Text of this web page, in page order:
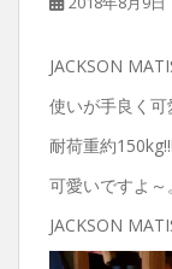
JACKSON
使いが手良く可
耐荷重約150kg!!!
可愛いですよ～。
JACKSON